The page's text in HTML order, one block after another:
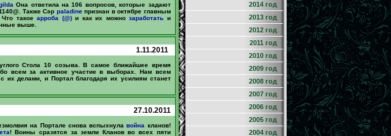
Она ответила на 106 вопросов, которые задают
Также Сэр paladineпризнан в октябре главным
Что такоеарроба (@)и как их можнозаработать и
выше.
1.11.2011
Стола 10 созыва. В самое ближайшее время
всем за активное участие в выборах. Нам всем
их делами, и Портал благодаря их усилиям станет
27.10.2011
на Портале снова вспыхнулавойна кланов!
! Воины сразятся за земли Кланов во всех пяти
2014 год
2013 год
2012 год
2011 год
2010 год
2009 год
2008 год
2007 год
2006 год
2005 год
2004 год